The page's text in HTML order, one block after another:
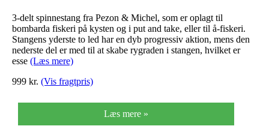
Seatrout
3-delt spinnestang fra Pezon & Michel, som er oplagt til
bombarda fiskeri på kysten og i put and take, eller til å-fiskeri.
Stangens yderste to led har en dyb progressiv aktion, mens den
nederste del er med til at skabe rygraden i stangen, hvilket er
esse (Læs mere)
999 kr. (Vis fragtpris)
Læs mere »